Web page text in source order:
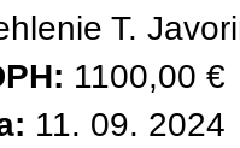
T.
1100,00 €
11. 09. 2024